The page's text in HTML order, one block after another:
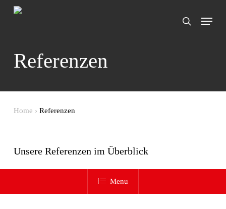
search
Menu
Referenzen
Home › Referenzen
Unsere Referenzen im Überblick
Menu